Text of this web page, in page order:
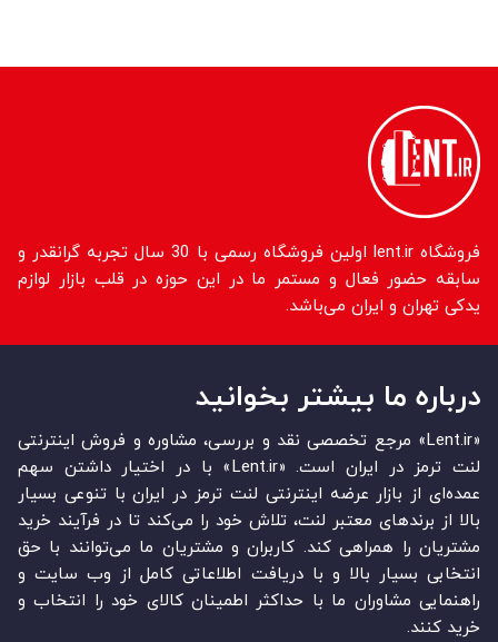
فروشگاه lent.ir اولین فروشگاه رسمی با 30 سال تجربه گرانقدر و
سابقه حضور فعال و مستمر ما در این حوزه در قلب بازار لوازم
یدکی تهران و ایران می‌باشد.
درباره ما بیشتر بخوانید
«Lent.ir» مرجع تخصصی نقد و بررسی، مشاوره و فروش اینترنتی
لنت ترمز در ایران است. «Lent.ir» با در اختیار داشتن سهم
عمده‏‌ای از بازار عرضه اینترنتی لنت ترمز در ایران با تنوعی بسیار
بالا از برندهای معتبر لنت، تلاش خود را می‌‏‏کند تا در فرآیند خرید
مشتریان را همراهی کند. کاربران و مشتریان ما می‏‏‌توانند با حق
انتخابی بسیار بالا و با دریافت اطلاعاتی کامل از وب سایت و
راهنمایی مشاوران ما با حداکثر اطمینان کالای خود را انتخاب و
خرید کنند.